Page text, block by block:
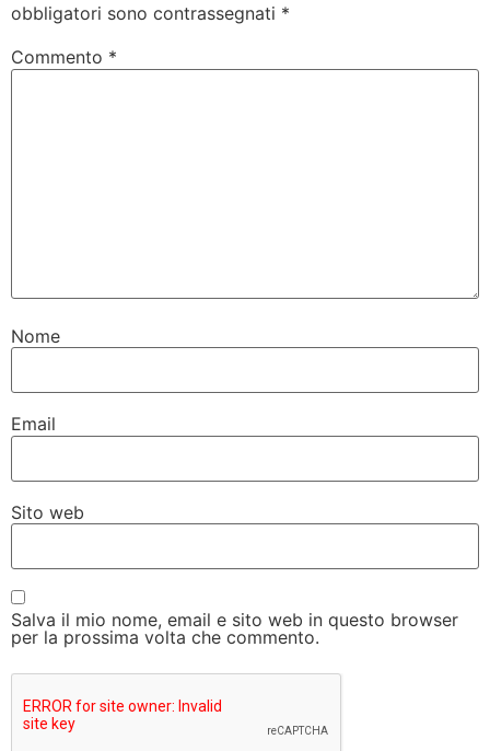
obbligatori sono contrassegnati *
Commento *
Nome
Email
Sito web
Salva il mio nome, email e sito web in questo browser
per la prossima volta che commento.